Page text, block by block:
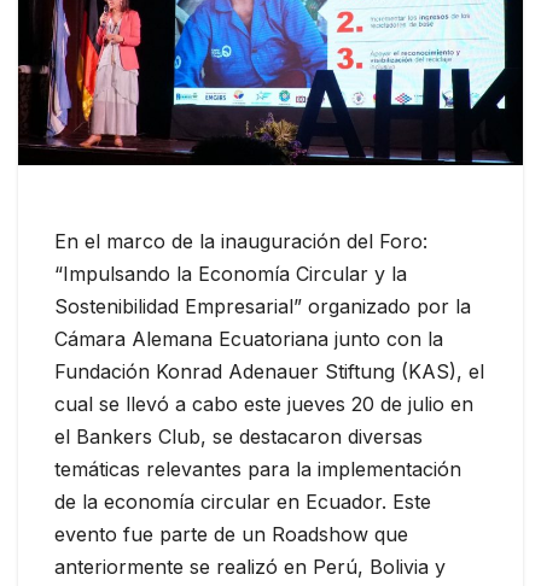
En el marco de la inauguración del Foro:
“Impulsando la Economía Circular y la
Sostenibilidad Empresarial” organizado por la
Cámara Alemana Ecuatoriana junto con la
Fundación Konrad Adenauer Stiftung (KAS), el
cual se llevó a cabo este jueves 20 de julio en
el Bankers Club, se destacaron diversas
temáticas relevantes para la implementación
de la economía circular en Ecuador. Este
evento fue parte de un Roadshow que
anteriormente se realizó en Perú, Bolivia y